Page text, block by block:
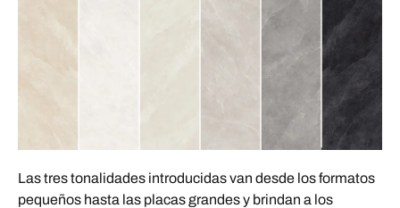
Las tres tonalidades introducidas van desde los formatos
pequeños hasta las placas grandes y brindan a los